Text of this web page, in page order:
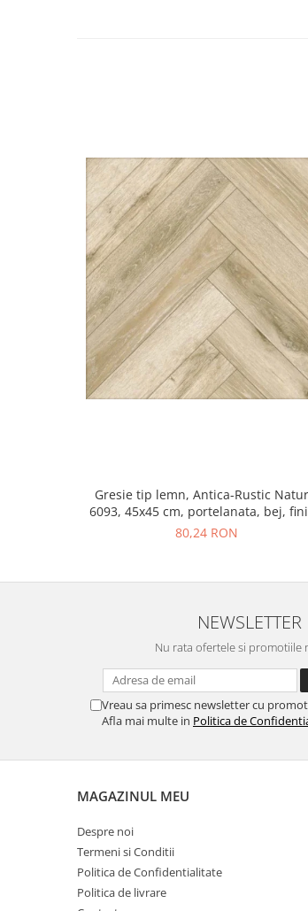
Gresie tip lemn, Antica-Rustic
6093, 45x45 cm, portelanata, bej,
mat
80,24 RON
NEWSLETTER
Nu rata ofertele si promotiile
Vreau sa primesc newsletter cu
Afla mai multe in Politica de
MAGAZINUL MEU
Despre noi
Termeni si Conditii
Politica de Confidentialitate
Politica de livrare